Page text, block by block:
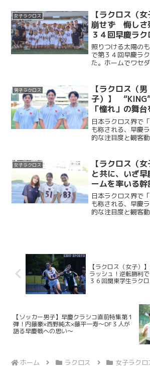
のゴールでリード
斗（商３・本郷）
女子ラクロス
【ラクロス（
崩せず 悔しさ
３４回早慶ラ
照りつける太陽の
で第３４回早慶ラ
た。ホームでワセ
原紫乃（法２・慶
強く追いつき、第
男子ラクロス
【ラクロス（男
子）】 “KING”
「憧れ」の舞
／早慶戦直前
田天真×山崎
対談）
日本ラクロス界で
も称される、早慶
的な注目度と観客
ぶ。“KING”をスロ
５連覇を目指して
女子ラクロス
【ラクロス（
と共に、いざ
ームを率いる
慶戦直前特集
楓恋×西遥香
務対談）
日本ラクロス界で
も称される、早慶
的な注目度と観客
【ラクロス（女子）
ラッシュ！逆転勝利
３６回関東学生ラク
【ソッカー男子】早慶クラシコ直前特集第１
弾！内藤豪×西野純太×藤平一寿〜DF３人が
語る早慶戦への思い〜
ホーム ラクロス 女子ラクロ